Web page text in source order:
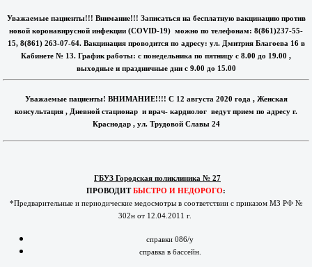
Уважаемые пациенты!!! Внимание!!! Записаться на бесплатную вакцинацию против
новой коронавирусной инфекции (COVID-19) можно по телефонам: 8(861)237-55-
15, 8(861) 263-07-64. Вакцинация проводится по адресу: ул. Дмитрия Благоева 16 в
Кабинете № 13. График работы: с понедельника по пятницу с 8.00 до 19.00 ,
выходные и праздничные дни с 9.00 до 15.00
Уважаемые пациенты! ВНИМАНИЕ!!!! С 12 августа 2020 года , Женская
консультация , Дневной стационар и врач- кардиолог ведут прием по адресу г.
Краснодар , ул. Трудовой Славы 24
ГБУЗ Городская поликлиника № 27
ПРОВОДИТБЫСТРО И НЕДОРОГО:
*Предварительные и периодические медосмотры в соответствии с приказом МЗ РФ №
302н от 12.04.2011 г.
справки 086/у
справка в бассейн.